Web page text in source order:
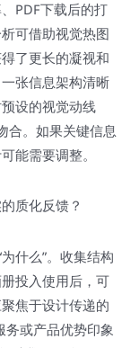
PDF下载后的打
可借助视觉热图
了更长的凝视和
张信息架构清晰
设的视觉动线
合。如果关键信息
能需要调整。
质化反馈？
什么”。收集结构
投入使用后，可
焦于设计传递的
务或产品优势印象